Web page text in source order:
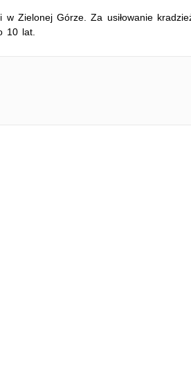
w Zielonej Górze. Za usiłowanie
10 lat.